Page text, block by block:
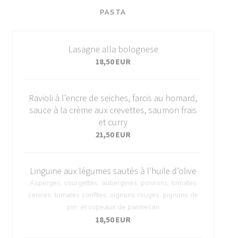
PASTA
Lasagne alla bolognese
18,50 EUR
Ravioli à l’encre de seiches, farcis au homard,
sauce à la crème aux crevettes, saumon frais
et curry
21,50 EUR
Linguine aux légumes sautés à l’huile d’olive
Asperges, courgettes, aubergines, poivrons, tomates
cerises, tomates confites, oignons rouges, pignons de
pin, et copeaux de parmesan
18,50 EUR